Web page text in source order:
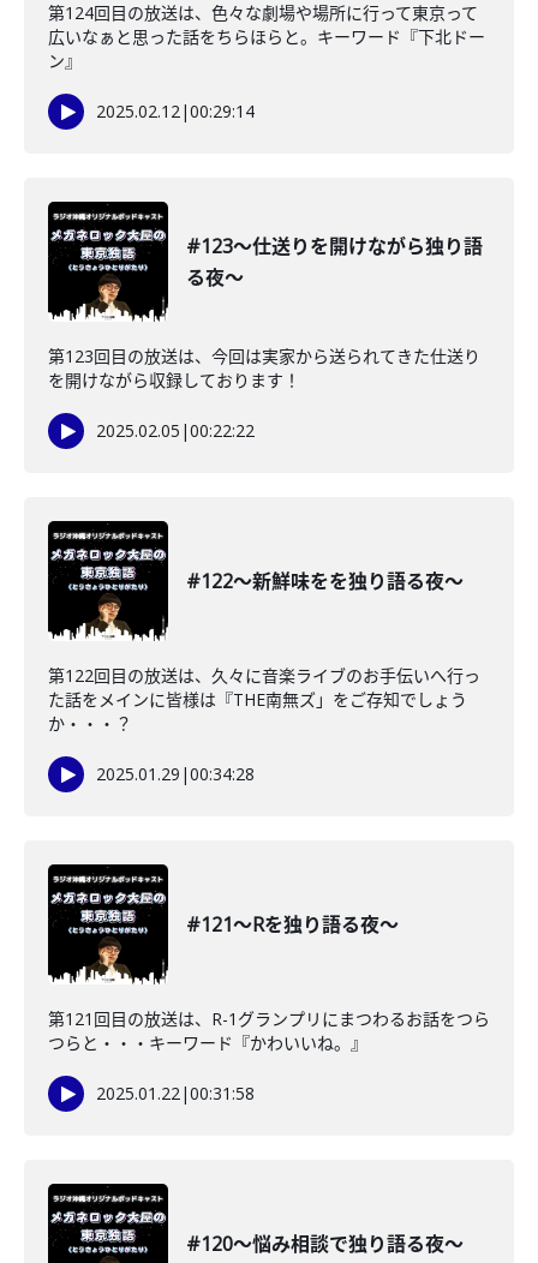
第124回目の放送は、色々な劇場や場所に行って東京って
広いなぁと思った話をちらほらと。キーワード『下北ドー
ン』
2025.02.12|00:29:14
#123〜仕送りを開けながら独り語
る夜〜
第123回目の放送は、今回は実家から送られてきた仕送り
を開けながら収録しております！
2025.02.05 |00:22:22
#122〜新鮮味をを独り語る夜〜
第122回目の放送は、久々に音楽ライブのお手伝いへ行っ
た話をメインに皆様は『THE南無ズ」をご存知でしょう
か・・・？
2025.01.29 |00:34:28
#121〜Rを独り語る夜〜
第121回目の放送は、R-1グランプリにまつわるお話をつら
つらと・・・キーワード『かわいいね。』
2025.01.22|00:31:58
#120〜悩み相談で独り語る夜〜